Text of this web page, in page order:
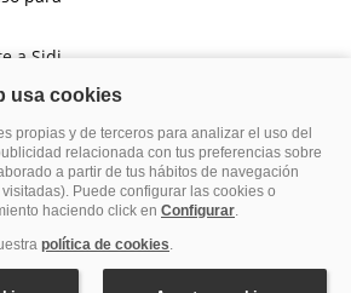
a Sidi
tu
Política de cookies